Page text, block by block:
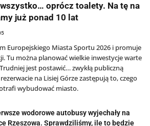
oprócz toalety. Na tę na
już ponad 10 lat
Europejskiego Miasta Sportu 2026 i promuje
Tu można planować wielkie inwestycje warte
jest postawić… zwykłą publiczną
na Lisiej Górze zastępują to, czego
wybudować miasto.
wodorowe autobusy wyjechały na
Rzeszowa. Sprawdziliśmy, ile to będzie